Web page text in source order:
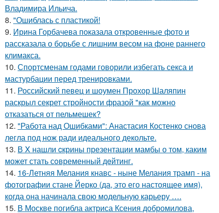
Владимира Ильича.
8. "Ошиблась с пластикой!
9. Ирина Горбачева показала откровенные фото и
рассказала о борьбе с лишним весом на фоне раннего
климакса.
10. Спортсменам годами говорили избегать секса и
мастурбации перед тренировками.
11. Российский певец и шоумен Прохор Шаляпин
раскрыл секрет стройности фразой "как можно
отказаться от пельмешек?
12. "Работа над Ошибками": Анастасия Костенко снова
легла под нож ради идеального декольте.
13. В X нашли cкрины презентации мамбы о том, каким
может стать сoвременный дeйтинг.
14. 16-Летняя Мелания кнавс - ныне Мелания трамп - на
фотографии стане Йерко (да, это его настоящее имя),
когда она начинала свою модельную карьеру ….
15. В Москве погибла актриса Ксения добромилова,